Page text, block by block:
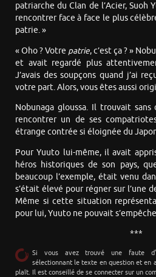
patriarche du Clan de l’Acier, Suoh
rencontrer face à face le plus
patrie. »
« Oho ? Votre patrie, c’est ça ? »
et avait regardé plus
J’avais des soupçons quand j’ai
votre part. Alors, vous êtes aussi
Nobunaga gloussa. Il trouvait
rencontrer un de ses
étrange contrée si éloignée du
Pour Yuuto lui-même, il avait
héros historiques de son pays,
beaucoup l’exemple, était venu
s’était élevé pour régner sur l’une
Même si cette situation
pour lui, Yuuto ne pouvait
***
Si vous avez trouvé une faute
sélectionnant le texte en question et en
plaît. Il est conseillé de se connecter sur un